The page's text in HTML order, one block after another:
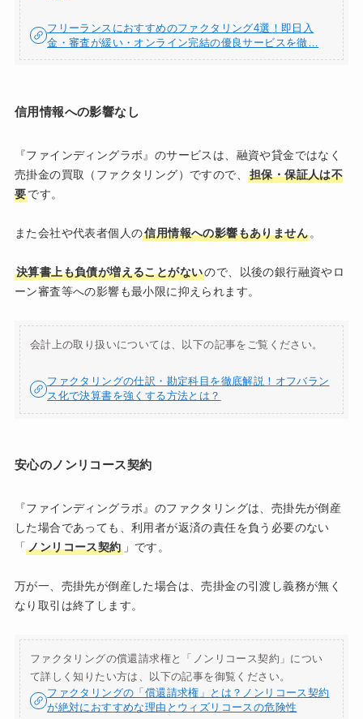
フリーランスにおすすめのファクタリング4選！即日入
金・審査が緩い・オンライン完結の優良サービスを徹…
信用情報への影響なし
『ファインディングラボ』のサービスは、融資や貸金ではなく
売掛金の買取（ファクタリング）ですので、
担保・保証人は不
要です。
また会社や代表者個人の信用情報への影響もありません 。
決算書上も負債が増えることがないので、以後の銀行融資やロ
ーン審査等への影響も最小限に抑えられます。
会計上の取り扱いについては、以下の記事をご覧ください。
ファクタリングの仕訳・勘定科目を徹底解説！オフバラン
ス化で決算書を強くする方法とは？
安心のノンリコース契約
『ファインディングラボ』のファクタリングは、売掛先が倒産
した場合であっても、利用者が返済の責任を負う必要のない
「ノンリコース契約」です。
万が一、売掛先が倒産した場合は、売掛金の引渡し義務が無く
なり取引は終了します。
ファクタリングの償還請求権と「ノンリコース契約」につい
て詳しく知りたい方は、以下の記事を御覧ください。
ファクタリングの「償還請求権」とは？ノンリコース契約
が絶対におすすめな理由とウィズリコースの危険性